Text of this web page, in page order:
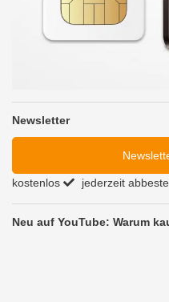
Newsletter
kostenlos jederzeit
Neu auf YouTube: Warum